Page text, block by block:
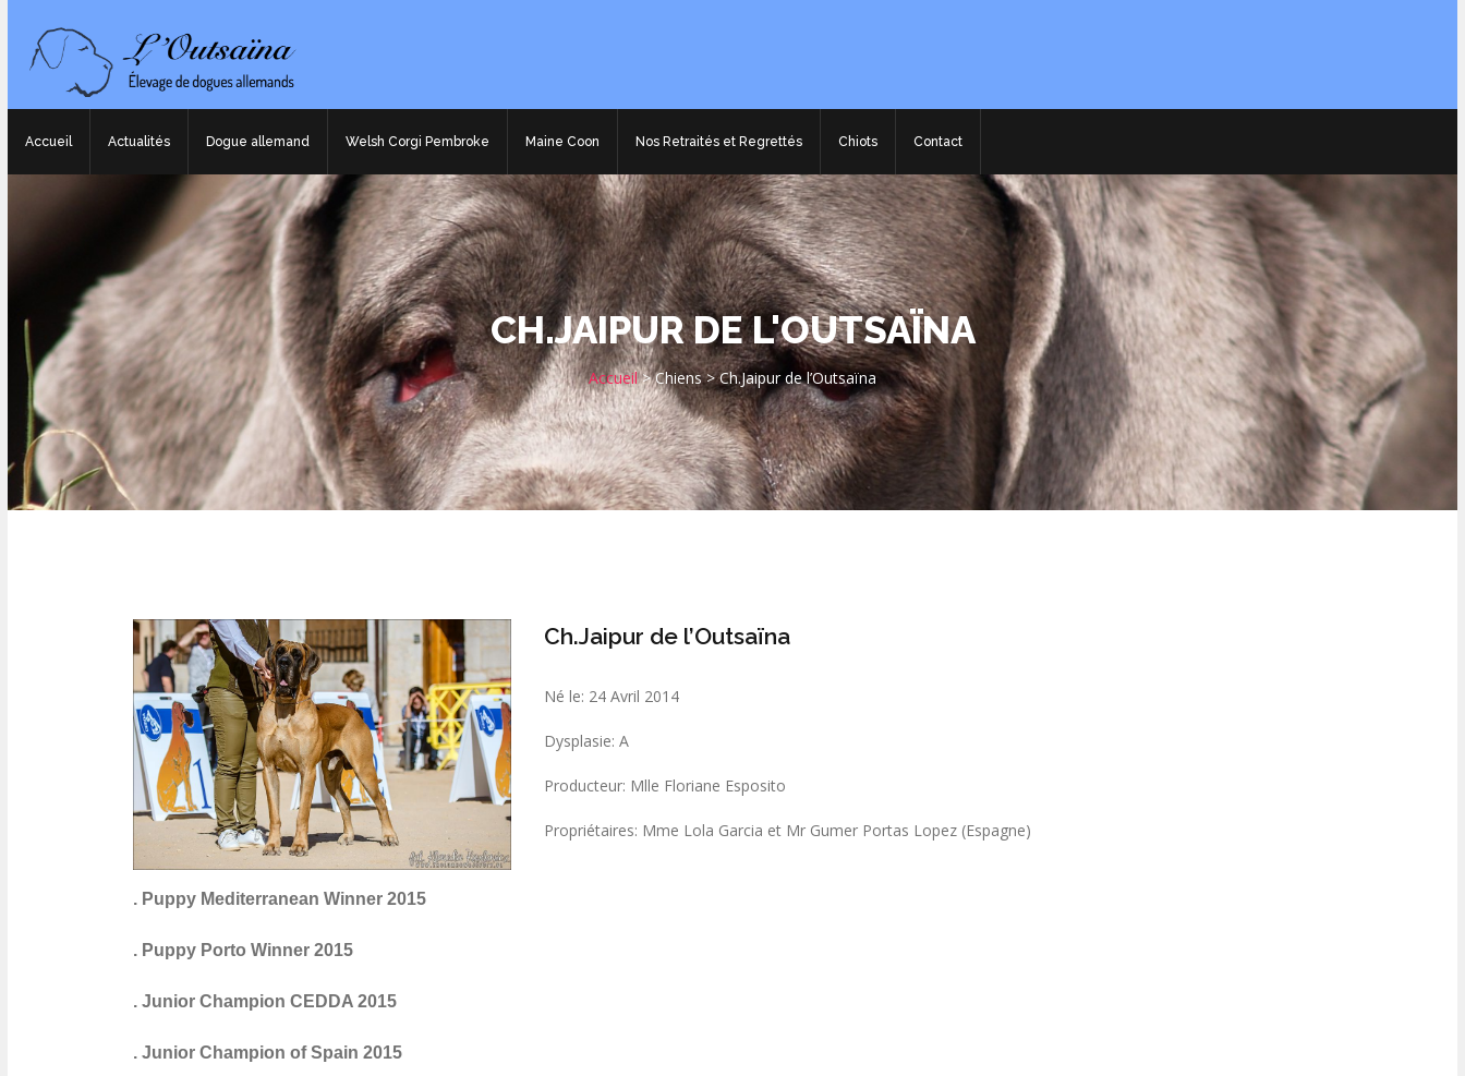
Accueil Actualités Dogue allemand Welsh Corgi Pembroke Maine Coon Nos Retraités et Regrettés Chiots Contact
CH.JAIPUR DE L'OUTSAÏNA
Accueil >Chiens> Ch.Jaipur de l’Outsaïna
Ch.Jaipur de l’Outsaïna
Né le: 24 Avril 2014
Dysplasie: A
Producteur: Mlle Floriane Esposito
Propriétaires: Mme Lola Garcia et Mr Gumer Portas Lopez (Espagne)
. Puppy Mediterranean Winner 2015
. Puppy Porto Winner 2015
. Junior Champion CEDDA 2015
. Junior Champion of Spain 2015